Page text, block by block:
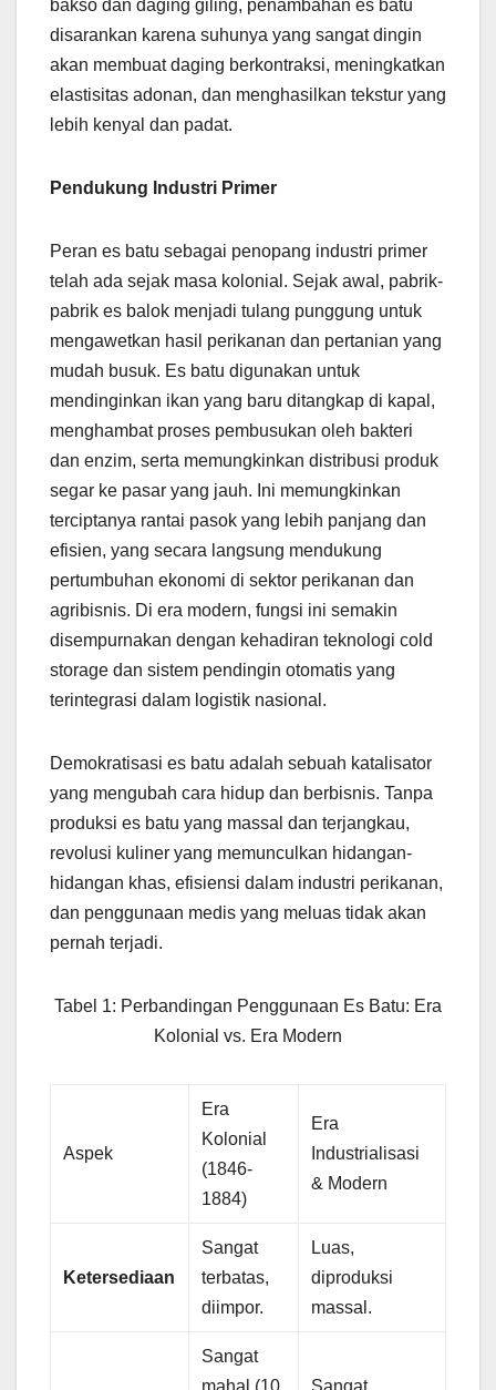
bakso dan daging giling, penambahan es batu
disarankan karena suhunya yang sangat dingin
akan membuat daging berkontraksi, meningkatkan
elastisitas adonan, dan menghasilkan tekstur yang
lebih kenyal dan padat.
Pendukung Industri Primer
Peran es batu sebagai penopang industri primer
telah ada sejak masa kolonial. Sejak awal, pabrik-
pabrik es balok menjadi tulang punggung untuk
mengawetkan hasil perikanan dan pertanian yang
mudah busuk. Es batu digunakan untuk
mendinginkan ikan yang baru ditangkap di kapal,
menghambat proses pembusukan oleh bakteri
dan enzim, serta memungkinkan distribusi produk
segar ke pasar yang jauh. Ini memungkinkan
terciptanya rantai pasok yang lebih panjang dan
efisien, yang secara langsung mendukung
pertumbuhan ekonomi di sektor perikanan dan
agribisnis. Di era modern, fungsi ini semakin
disempurnakan dengan kehadiran teknologi cold
storage dan sistem pendingin otomatis yang
terintegrasi dalam logistik nasional.
Demokratisasi es batu adalah sebuah katalisator
yang mengubah cara hidup dan berbisnis. Tanpa
produksi es batu yang massal dan terjangkau,
revolusi kuliner yang memunculkan hidangan-
hidangan khas, efisiensi dalam industri perikanan,
dan penggunaan medis yang meluas tidak akan
pernah terjadi.
Tabel 1: Perbandingan Penggunaan Es Batu: Era
Kolonial vs. Era Modern
Aspek
Era
Kolonial
(1846-
1884)
Era
Industrialisasi
& Modern
Ketersediaan
Sangat
terbatas,
diimpor.
Luas,
diproduksi
massal.
Sangat
mahal (10
Sangat